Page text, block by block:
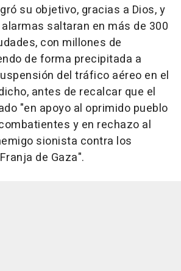
su objetivo, gracias a Dios, y
saltaran en más de 300
con millones de
de forma precipitada a
del tráfico aéreo en el
antes de recalcar que el
"en apoyo al oprimido pueblo
y en rechazo al
sionista contra los
de Gaza".